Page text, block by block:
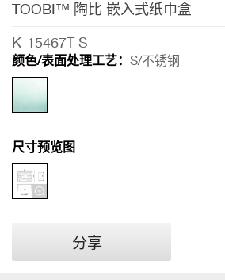
式
盒
TOOBI™ 陶比 嵌入式纸巾盒
K-15467T-S
颜色/表面处理工艺： S/不锈钢
尺寸预览图
分享